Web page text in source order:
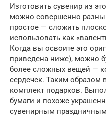
Изготовить сувенир из
можно совершенно
простое — сложить
использовать как
Когда вы освоите это
приведена ниже), можно
более сложных вещей —
сердечек. Таким
комплект подарков.
бумаги и похоже
сувенирным